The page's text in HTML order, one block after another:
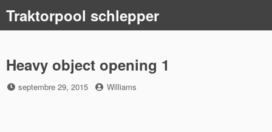
content
Traktorpool schlepper
Heavy object opening 1
Posted
septembre 29, 2015 by
Williams